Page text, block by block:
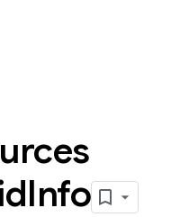
Info